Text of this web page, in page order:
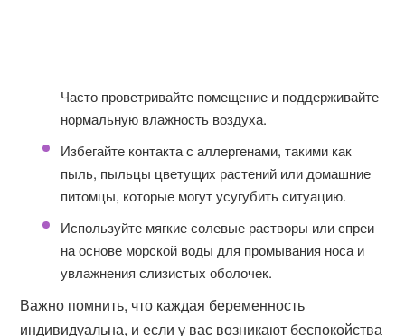
Часто проветривайте помещение и поддерживайте
нормальную влажность воздуха.
Избегайте контакта с аллергенами, такими как
пыль, пыльцы цветущих растений или домашние
питомцы, которые могут усугубить ситуацию.
Используйте мягкие солевые растворы или спреи
на основе морской воды для промывания носа и
увлажнения слизистых оболочек.
Важно помнить, что каждая беременность
индивидуальна, и если у вас возникают беспокойства